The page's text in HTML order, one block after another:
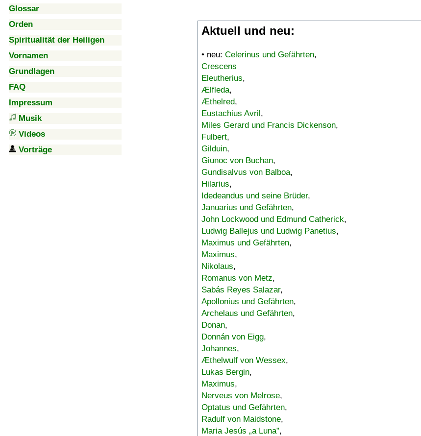
Glossar
Orden
Spiritualität der Heiligen
Vornamen
Grundlagen
FAQ
Impressum
Musik
Videos
Vorträge
Aktuell und neu:
• neu: Celerinus und Gefährten,
Crescens
Eleutherius,
Ælfleda,
Æthelred,
Eustachius Avril,
Miles Gerard und Francis Dickenson,
Fulbert,
Gilduin,
Giunoc von Buchan,
Gundisalvus von Balboa,
Hilarius,
Idedeandus und seine Brüder,
Januarius und Gefährten,
John Lockwood und Edmund Catherick,
Ludwig Ballejus und Ludwig Panetius,
Maximus und Gefährten,
Maximus,
Nikolaus,
Romanus von Metz,
Sabás Reyes Salazar,
Apollonius und Gefährten,
Archelaus und Gefährten,
Donan,
Donnán von Eigg,
Johannes,
Æthelwulf von Wessex,
Lukas Bergin,
Maximus,
Nerveus von Melrose,
Optatus und Gefährten,
Radulf von Maidstone,
Maria Jesús „a Luna”,